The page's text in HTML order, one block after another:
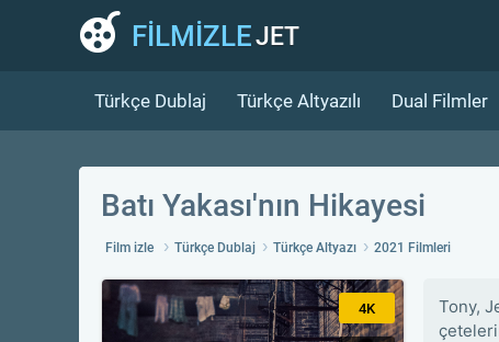
FİLMİZLEJET
Türkçe Dublaj Türkçe Altyazılı Dual Filmler
Batı Yakası'nın Hikayesi
Film izle Türkçe Dublaj Türkçe Altyazı 2021 Filmleri
4K
Tony,